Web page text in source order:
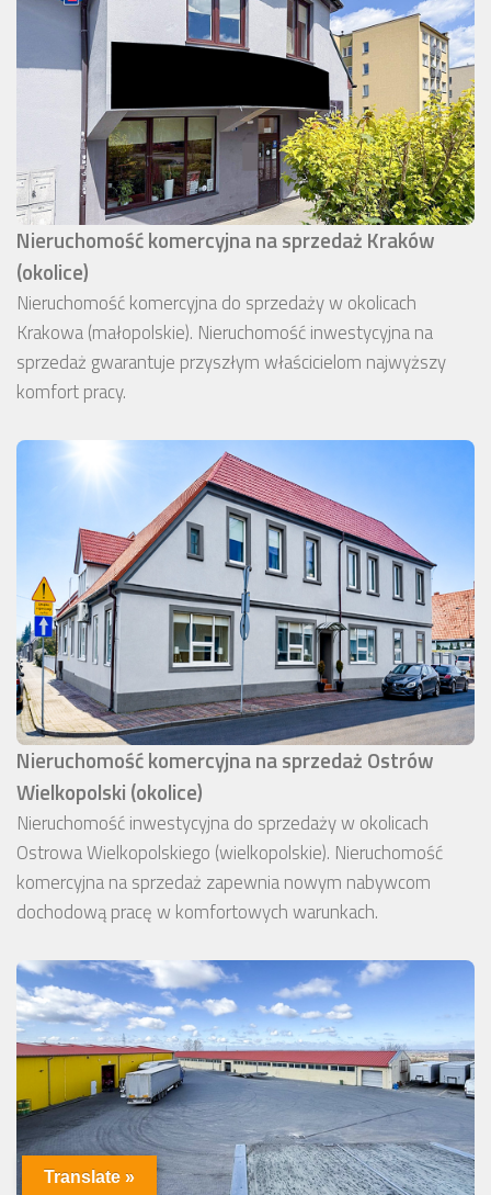
Nieruchomość komercyjna na sprzedaż Kraków
(okolice)
Nieruchomość komercyjna do sprzedaży w okolicach
Krakowa (małopolskie). Nieruchomość inwestycyjna na
sprzedaż gwarantuje przyszłym właścicielom najwyższy
komfort pracy.
Nieruchomość komercyjna na sprzedaż Ostrów
Wielkopolski (okolice)
Nieruchomość inwestycyjna do sprzedaży w okolicach
Ostrowa Wielkopolskiego (wielkopolskie). Nieruchomość
komercyjna na sprzedaż zapewnia nowym nabywcom
dochodową pracę w komfortowych warunkach.
Translate »